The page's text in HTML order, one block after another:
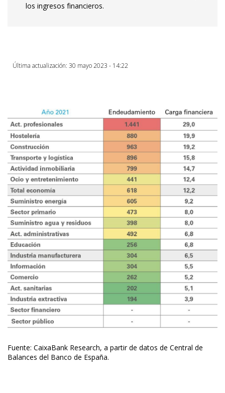
los ingresos financieros.
Última actualización: 30 mayo 2023 - 14:22
Fuente: CaixaBank Research, a partir de datos de Central de
Balances del Banco de España.